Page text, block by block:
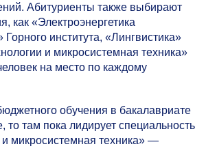
Абитуриенты также выбирают
как «Электроэнергетика
Горного института, «Лингвистика»
и микросистемная техника»
на место по каждому
обучения в бакалавриате
то там пока лидирует специальность
микросистемная техника» —